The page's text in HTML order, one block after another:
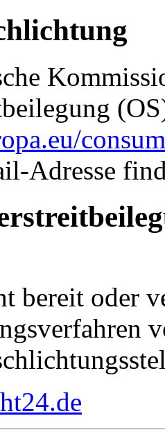
Adresse
bereit oder